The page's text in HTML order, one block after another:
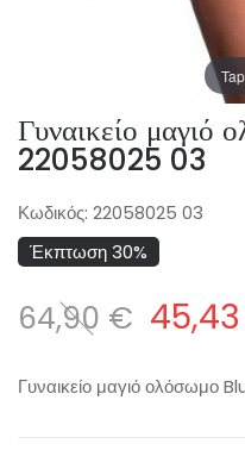
Γυναικείο
22058025 03
Κωδικός: 22058025 03
Έκπτωση 30%
64,90 €
Γυναικείο μαγιό ολόσωμο